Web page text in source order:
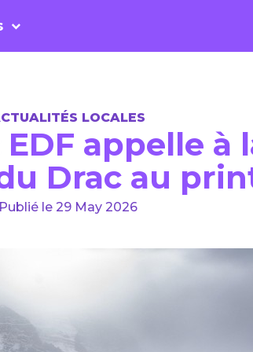
LOCALES
EDF appelle
Drac au
Publié le 29 May 2026